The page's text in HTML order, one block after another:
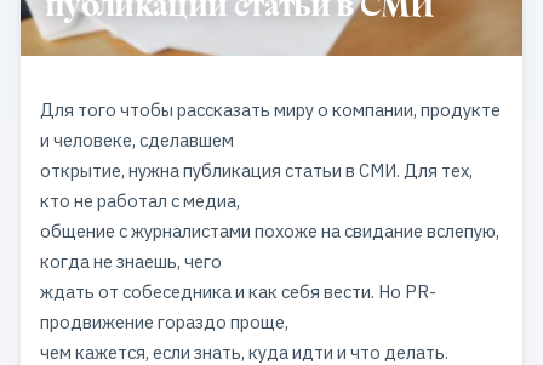
Для того чтобы рассказать миру о компании, продукте
и человеке, сделавшем
открытие, нужна публикация статьи в СМИ. Для тех,
кто не работал с медиа,
общение с журналистами похоже на свидание вслепую,
когда не знаешь, чего
ждать от собеседника и как себя вести. Но PR-
продвижение гораздо проще,
чем кажется, если знать, куда идти и что делать.